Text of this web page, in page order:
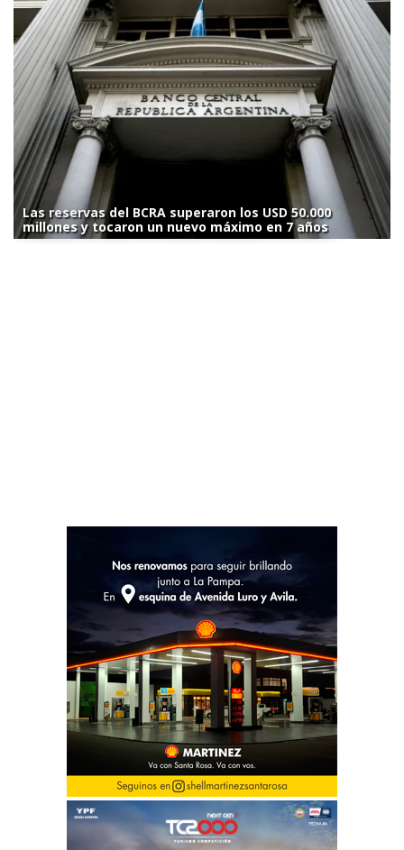
Las reservas del BCRA superaron los USD 50.000
millones y tocaron un nuevo máximo en 7 años